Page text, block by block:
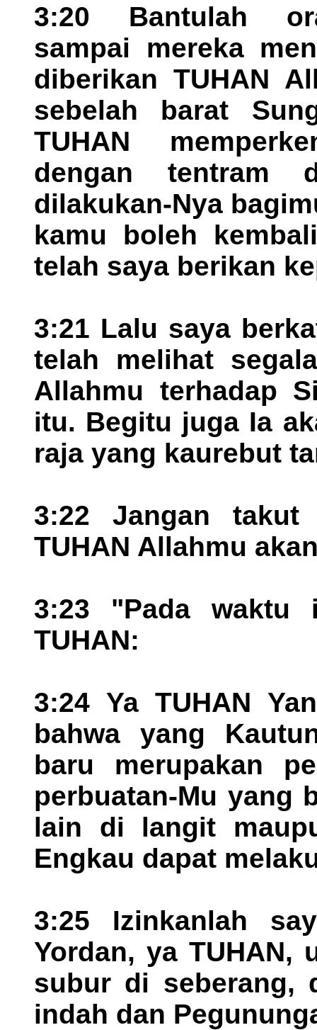
3:20 Bantulah
sampai mereka
diberikan TUHAN
sebelah barat
TUHAN
dengan tentram
dilakukan-Nya
kamu boleh
telah saya berikan
3:21 Lalu saya
telah melihat
Allahmu terhadap
itu. Begitu juga Ia
raja yang kaurebut
3:22 Jangan takut
TUHAN Allahmu
3:23 "Pada waktu
TUHAN:
3:24 Ya TUHAN
bahwa yang
baru merupakan
perbuatan-Mu yang
lain di langit
Engkau dapat
3:25 Izinkanlah
Yordan, ya TUHAN,
subur di seberang,
indah dan